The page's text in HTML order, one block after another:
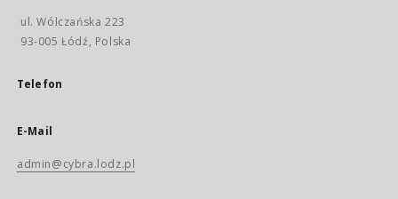
ul. Wólczańska 223
93-005 Łódź, Polska
Telefon
E-Mail
admin@cybra.lodz.pl